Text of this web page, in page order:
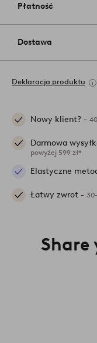
Płatność
Dostawa
Deklaracja produktu
Nowy klient? -
Darmowa
powyżej 599 zł*
Elastyczne
Łatwy zwrot -
Share